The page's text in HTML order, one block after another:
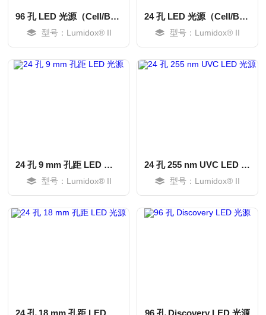
96 孔 LED 光源（Cell/Bio 专用）
型号：Lumidox® II
24 孔 LED 光源（Cell/Bio 专用）
型号：Lumidox® II
24 孔 9 mm 孔距 LED 光源
型号：Lumidox® II
24 孔 255 nm UVC LED 光源
型号：Lumidox® II
24 孔 18 mm 孔距 LED 光源 96 孔 Discovery LED 光源